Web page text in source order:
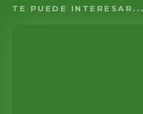
TE PUEDE INTERESAR...